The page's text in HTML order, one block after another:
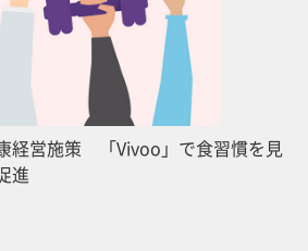
経営施策 「Vivoo」で食習慣を見
進